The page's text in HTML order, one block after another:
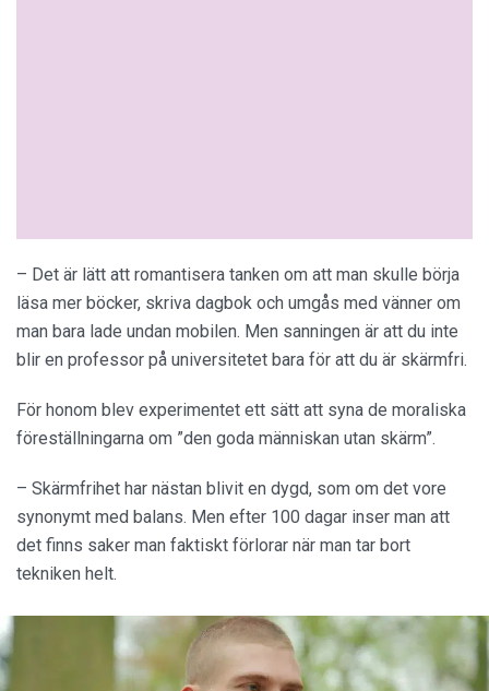
– Det är lätt att romantisera tanken om att man skulle börja
läsa mer böcker, skriva dagbok och umgås med vänner om
man bara lade undan mobilen. Men sanningen är att du inte
blir en professor på universitetet bara för att du är skärmfri.
För honom blev experimentet ett sätt att syna de moraliska
föreställningarna om ”den goda människan utan skärm”.
– Skärmfrihet har nästan blivit en dygd, som om det vore
synonymt med balans. Men efter 100 dagar inser man att
det finns saker man faktiskt förlorar när man tar bort
tekniken helt.